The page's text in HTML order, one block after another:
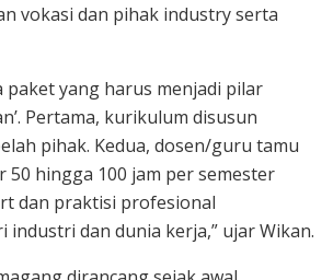
vokasi dan pihak industry serta
paket yang harus menjadi pilar
Pertama, kurikulum disusun
pihak. Kedua, dosen/guru tamu
50 hingga 100 jam per semester
dan praktisi profesional
industri dan dunia kerja,” ujar Wikan.